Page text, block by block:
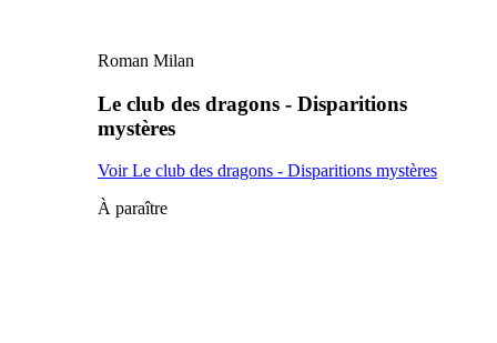
Roman Milan
Le club des dragons - Disparitions
mystères
Voir Le club des dragons - Disparitions mystères
À paraître